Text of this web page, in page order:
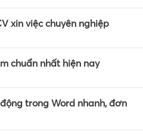
xin việc chuyên nghiệp
chuẩn nhất hiện nay
trong Word nhanh, đơn